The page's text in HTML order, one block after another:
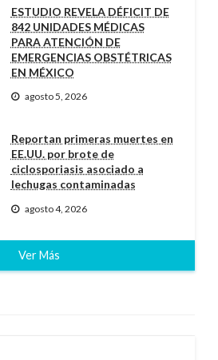
ESTUDIO REVELA DÉFICIT DE
842 UNIDADES MÉDICAS
PARA ATENCIÓN DE
EMERGENCIAS OBSTÉTRICAS
EN MÉXICO
agosto 5, 2026
Reportan primeras muertes en
EE.UU. por brote de
ciclosporiasis asociado a
lechugas contaminadas
agosto 4, 2026
Ver Más